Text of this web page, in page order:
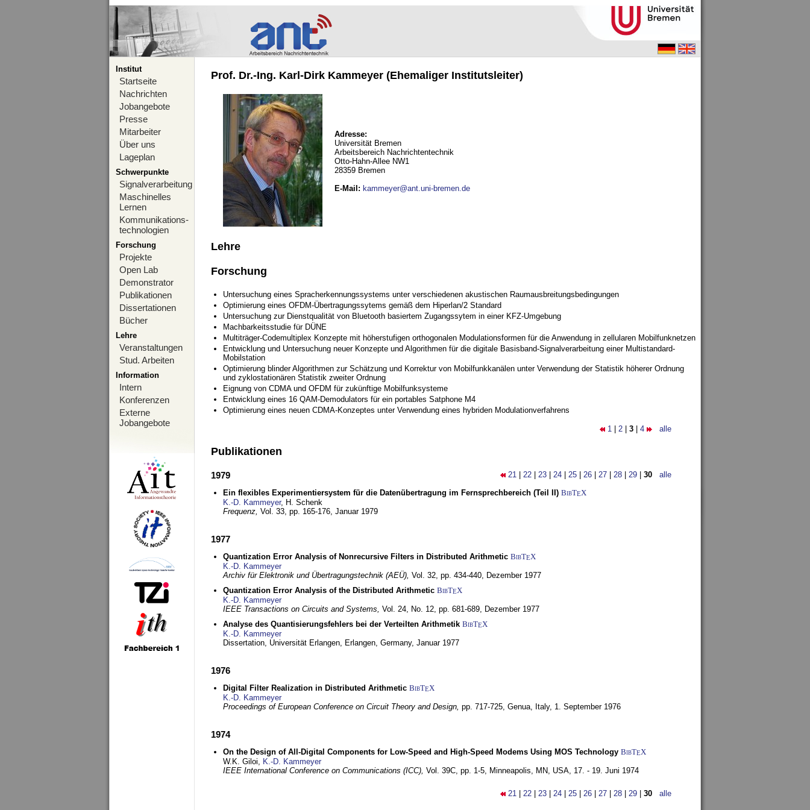
Institut
Startseite
Nachrichten
Jobangebote
Presse
Mitarbeiter
Über uns
Lageplan
Schwerpunkte
Signalverarbeitung
Maschinelles
Lernen
Kommunikations-
technologien
Forschung
Projekte
Open Lab
Demonstrator
Publikationen
Dissertationen
Bücher
Lehre
Veranstaltungen
Stud. Arbeiten
Information
Intern
Konferenzen
Externe
Jobangebote
Prof. Dr.-Ing. Karl-Dirk Kammeyer (Ehemaliger Institutsleiter)
Adresse:
Universität Bremen
Arbeitsbereich Nachrichtentechnik
Otto-Hahn-Allee NW1
28359 Bremen
E-Mail : kammeyer@ant.uni-bremen.de
Lehre
Forschung
Untersuchung eines Spracherkennungssystems unter verschiedenen akustischen Raumausbreitungsbedingungen
Optimierung eines OFDM-Übertragungssytems gemäß dem Hiperlan/2 Standard
Untersuchung zur Dienstqualität von Bluetooth basiertem Zugangssytem in einer KFZ-Umgebung
Machbarkeitsstudie für DÜNE
Multiträger-Codemultiplex Konzepte mit höherstufigen orthogonalen Modulationsformen für die Anwendung in zellularen Mobilfunknetzen
Entwicklung und Untersuchung neuer Konzepte und Algorithmen für die digitale Basisband-Signalverarbeitung einer Multistandard-
Mobilstation
Optimierung blinder Algorithmen zur Schätzung und Korrektur von Mobilfunkkanälen unter Verwendung der Statistik höherer Ordnung
und zyklostationären Statistik zweiter Ordnung
Eignung von CDMA und OFDM für zukünftige Mobilfunksysteme
Entwicklung eines 16 QAM-Demodulators für ein portables Satphone M4
Optimierung eines neuen CDMA-Konzeptes unter Verwendung eines hybriden Modulationverfahrens
1 2 3 4 alle
Publikationen
21 22 23 24 25 26 27 28 29 30 alle
1979
Ein flexibles Experimentiersystem für die Datenübertragung im Fernsprechbereich (Teil II) BibTEX
K.-D. Kammeyer, H. Schenk
Frequenz, Vol. 33, pp. 165-176, Januar 1979
1977
Quantization Error Analysis of Nonrecursive Filters in Distributed Arithmetic BibTEX
K.-D. Kammeyer
Archiv für Elektronik und Übertragungstechnik (AEÜ), Vol. 32, pp. 434-440, Dezember 1977
Quantization Error Analysis of the Distributed Arithmetic BibTEX
K.-D. Kammeyer
IEEE Transactions on Circuits and Systems, Vol. 24, No. 12, pp. 681-689, Dezember 1977
Analyse des Quantisierungsfehlers bei der Verteilten Arithmetik BibTEX
K.-D. Kammeyer
Dissertation, Universität Erlangen, Erlangen, Germany, Januar 1977
1976
Digital Filter Realization in Distributed Arithmetic BibTEX
K.-D. Kammeyer
Proceedings of European Conference on Circuit Theory and Design, pp. 717-725, Genua, Italy, 1. September 1976
1974
On the Design of All-Digital Components for Low-Speed and High-Speed Modems Using MOS Technology BibTEX
W.K. Giloi, K.-D. Kammeyer
IEEE International Conference on Communications (ICC), Vol. 39C, pp. 1-5, Minneapolis, MN, USA, 17. - 19. Juni 1974
21 22 23 24 25 26 27 28 29 30 alle